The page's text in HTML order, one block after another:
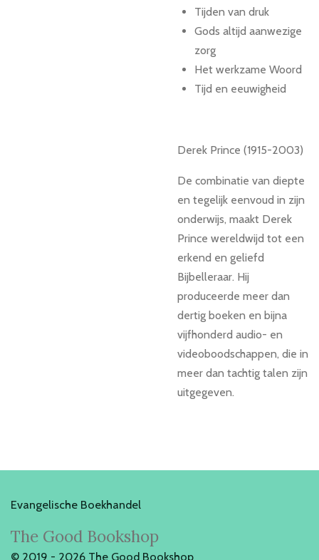
Tijden van druk
Gods altijd aanwezige
zorg
Het werkzame Woord
Tijd en eeuwigheid
Derek Prince (1915-2003)
De combinatie van diepte
en tegelijk eenvoud in zijn
onderwijs, maakt Derek
Prince wereldwijd tot een
erkend en geliefd
Bijbelleraar. Hij
produceerde meer dan
dertig boeken en bijna
vijfhonderd audio- en
videoboodschappen, die in
meer dan tachtig talen zijn
uitgegeven.
Evangelische Boekhandel
The Good Bookshop
© 2019 - 2026 The Good Bookshop